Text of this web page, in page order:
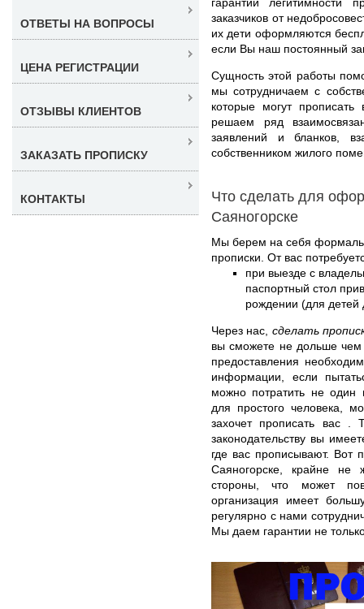
заказчиков от
их дети оформляются
если Вы наш постоянный
Сущность этой работы
мы сотрудничаем с
которые могут
решаем ряд
заявлений и бланков,
собственником жилого
Что сделать для
Саяногорске
Мы берем на себя
прописки. От вас
при выезде с
паспортный стол
рождении (для детей
Через нас, сделать
вы сможете не дольше
предоставления
информации, если
можно потратить не один
для простого человека,
захочет прописать вас .
законодательству вы
где вас прописывают. Вот
Саяногорске, крайне не
стороны, что может
организация имеет
регулярно с нами
Мы даем гарантии не
ОТВЕТЫ НА ВОПРОСЫ
ЦЕНА РЕГИСТРАЦИИ
ОТЗЫВЫ КЛИЕНТОВ
ЗАКАЗАТЬ ПРОПИСКУ
КОНТАКТЫ